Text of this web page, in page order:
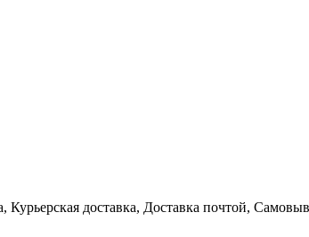
Курьерская доставка, Доставка почтой,